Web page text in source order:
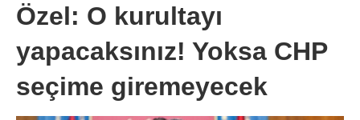
Özel: O kurultayı
yapacaksınız! Yoksa CHP
seçime giremeyecek